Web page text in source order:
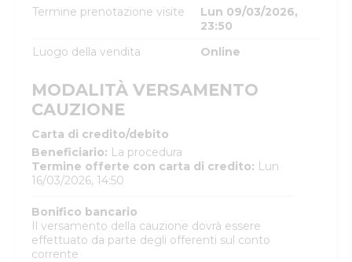
Termine prenotazione visite
Lun 09/03/2026,
23:50
Luogo della vendita
Online
MODALITÀ VERSAMENTO
CAUZIONE
Carta di credito/debito
Beneficiario: La procedura
Termine offerte con carta di credito: Lun
16/03/2026, 14:50
Bonifico bancario
Il versamento della cauzione dovrà essere
effettuato da parte degli offerenti sul conto
corrente